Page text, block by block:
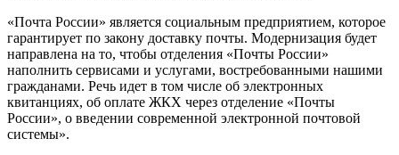
«Почта России» является социальным предприятием, которое
гарантирует по закону доставку почты. Модернизация будет
направлена на то, чтобы отделения «Почты России»
наполнить сервисами и услугами, востребованными нашими
гражданами. Речь идет в том числе об электронных
квитанциях, об оплате ЖКХ через отделение «Почты
России», о введении современной электронной почтовой
системы».